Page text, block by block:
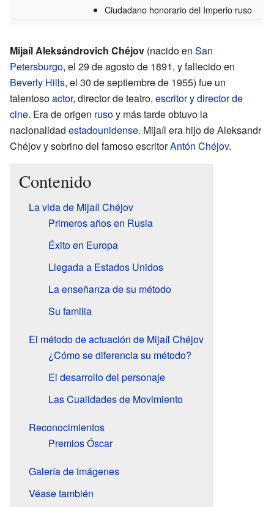
Ciudadano honorario del Imperio ruso
Mijaíl Aleksándrovich Chéjov (nacido en San
Petersburgo, el 29 de agosto de 1891, y fallecido en
Beverly Hills, el 30 de septiembre de 1955) fue un
talentosoactor, director de teatro, escritorydirector de
cine. Era de origen rusoy más tarde obtuvo la
nacionalidad estadounidense. Mijaíl era hijo de Aleksandr
Chéjov y sobrino del famoso escritorAntón Chéjov.
Contenido
La vida de Mijaíl Chéjov
Primeros años en Rusia
Éxito en Europa
Llegada a Estados Unidos
La enseñanza de su método
Su familia
El método de actuación de Mijaíl Chéjov
¿Cómo se diferencia su método?
El desarrollo del personaje
Las Cualidades de Movimiento
Reconocimientos
Premios Óscar
Galería de imágenes
Véase también